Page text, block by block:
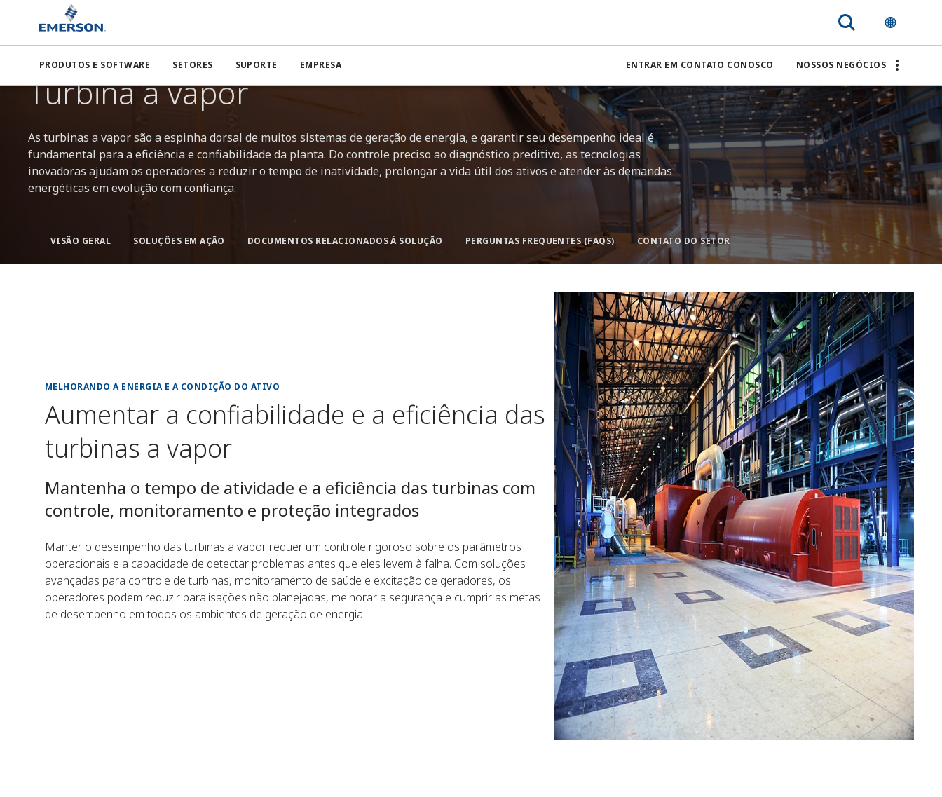
PRODUTOS E SOFTWARE SETORES SUPORTE EMPRESA ENTRAR EM CONTATO CONOSCO NOSSOS NEGÓCIOS
Emerson ...
DESEMPENHO DE GERAÇÃO DE ENERGIA
Turbina a vapor
As turbinas a vapor são a espinha dorsal de muitos sistemas de geração de energia, e garantir seu desempenho ideal é
fundamental para a eficiência e confiabilidade da planta. Do controle preciso ao diagnóstico preditivo, as tecnologias
inovadoras ajudam os operadores a reduzir o tempo de inatividade, prolongar a vida útil dos ativos e atender às demandas
energéticas em evolução com confiança.
VISÃO GERAL SOLUÇÕES EM AÇÃO DOCUMENTOS RELACIONADOS À SOLUÇÃO PERGUNTAS FREQUENTES (FAQS) CONTATO DO SETOR
MELHORANDO A ENERGIA E A CONDIÇÃO DO ATIVO
Aumentar a confiabilidade e a eficiência das
turbinas a vapor
Mantenha o tempo de atividade e a eficiência das turbinas com
controle, monitoramento e proteção integrados
Manter o desempenho das turbinas a vapor requer um controle rigoroso sobre os parâmetros
operacionais e a capacidade de detectar problemas antes que eles levem à falha. Com soluções
avançadas para controle de turbinas, monitoramento de saúde e excitação de geradores, os
operadores podem reduzir paralisações não planejadas, melhorar a segurança e cumprir as metas
de desempenho em todos os ambientes de geração de energia.